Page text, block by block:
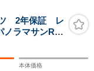
ツ 2年保証 レ
ノラマサンR
トロ AMG
ゲート 地デ
本体価格